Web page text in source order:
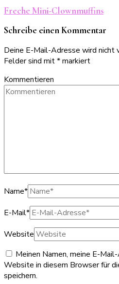
Freche Mini-Clownmuffins
Schreibe einen Kommentar
Deine E-Mail-Adresse wird nicht
Felder sind mit*markiert
Kommentieren
Name*
E-Mail*
Website
Meinen Namen, meine E-
Website in diesem Browser für
speichern.